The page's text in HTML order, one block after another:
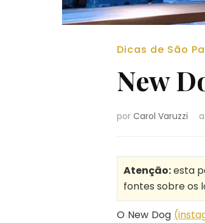
Dicas de São
New
por Carol Varuzzi
Atenção:esta
fontes sobre os
O New Dog